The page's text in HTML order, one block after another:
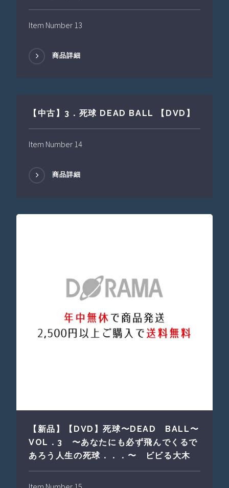
Item Number 13
商品詳細
【中古】3．死球 DEAD BALL 【DVD】
Item Number 14
商品詳細
【新品】【DVD】死球〜DEAD BALL〜
VOL．3 〜あなたにも必ず飛んでくるで
あろう人生の死球．．．〜 ビビる大木